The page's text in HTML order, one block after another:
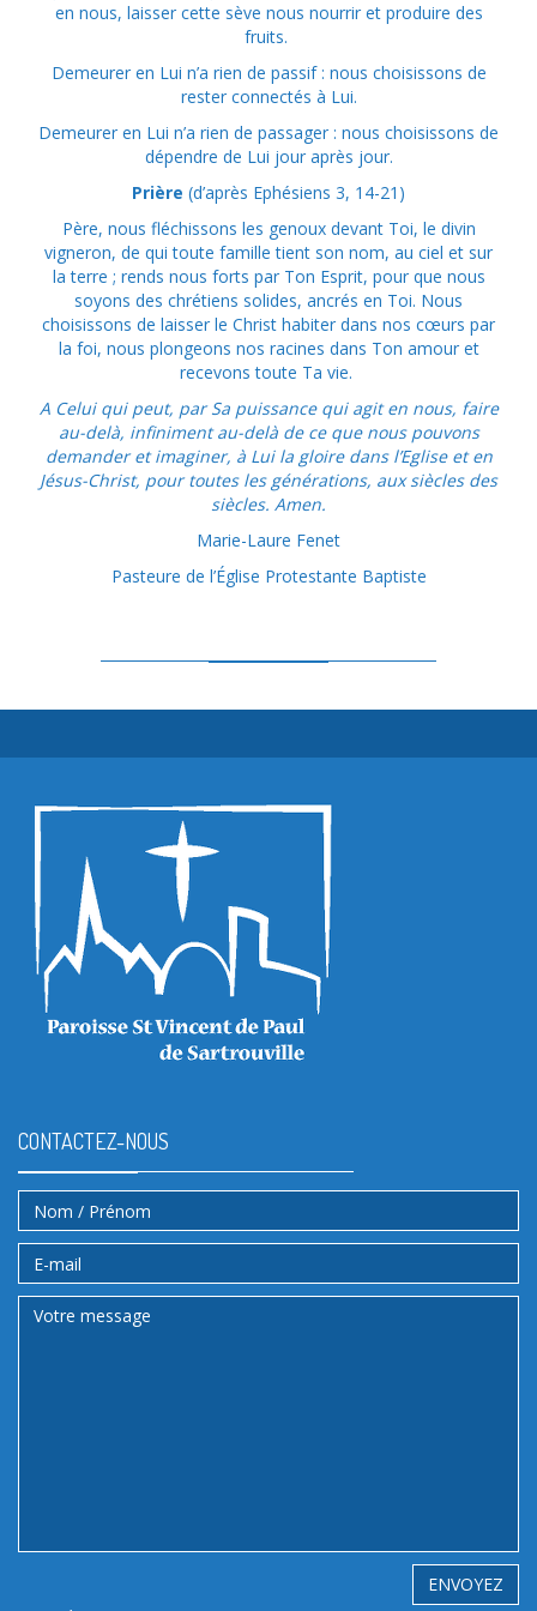
en nous, laisser cette sève nous nourrir et produire des
fruits.
Demeurer en Lui n’a rien de passif : nous choisissons de
rester connectés à Lui.
Demeurer en Lui n’a rien de passager : nous choisissons de
dépendre de Lui jour après jour.
Prière (d’après Ephésiens 3, 14-21)
Père, nous fléchissons les genoux devant Toi, le divin
vigneron, de qui toute famille tient son nom, au ciel et sur
la terre ; rends nous forts par Ton Esprit, pour que nous
soyons des chrétiens solides, ancrés en Toi. Nous
choisissons de laisser le Christ habiter dans nos cœurs par
la foi, nous plongeons nos racines dans Ton amour et
recevons toute Ta vie.
A Celui qui peut, par Sa puissance qui agit en nous, faire
au-delà, infiniment au-delà de ce que nous pouvons
demander et imaginer, à Lui la gloire dans l’Eglise et en
Jésus-Christ, pour toutes les générations, aux siècles des
siècles. Amen.
Marie-Laure Fenet
Pasteure de l’Église Protestante Baptiste
CONTACTEZ-NOUS